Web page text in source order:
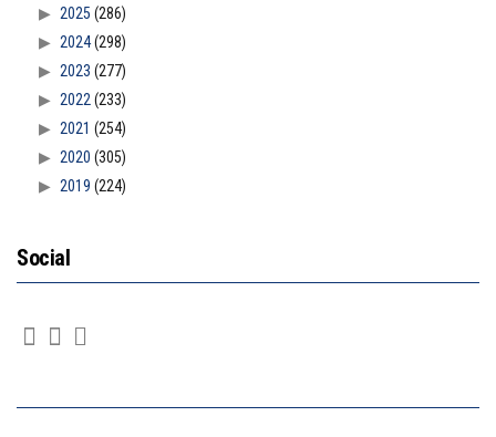
2025 (286)
2024(298)
2023 (277)
2022(233)
2021 (254)
2020 (305)
2019 (224)
Social